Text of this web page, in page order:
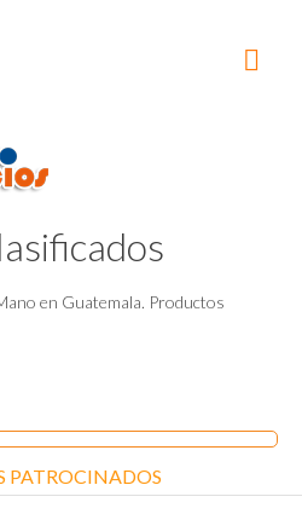
en Guatemala. Productos
PATROCINADOS